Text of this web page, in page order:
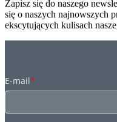
Zapisz się do naszego
się o naszych najnowszych
ekscytujących kulisach
E-mail*